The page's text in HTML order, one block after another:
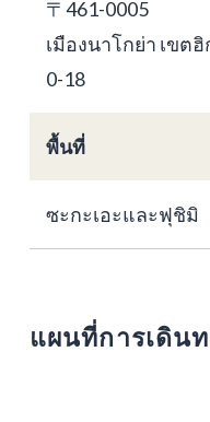
〒461-0005
เมืองนาโกย่า เขต
0-18
พื้นที่
ซะกะเอะและฟุชิมิ
แผนที่การเดิน